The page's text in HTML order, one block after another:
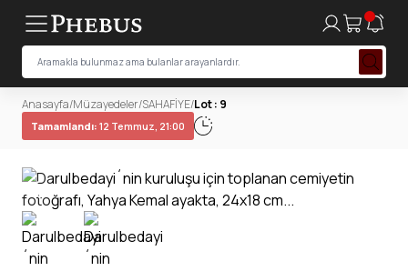
Anasayfa/Müzayedeler/SAHAFİYE/Lot : 9
Tamamlandı: 12 Temmuz, 21:00